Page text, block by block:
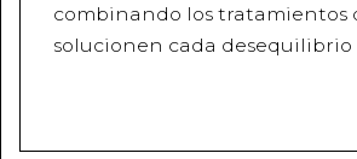
combinando los tratamientos
solucionen cada desequilibrio